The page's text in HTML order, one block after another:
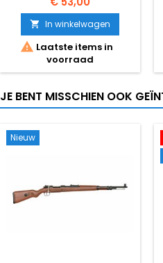
 In winkelwagen
 Laatste items in
voorraad
JE BENT MISSCHIEN OOK
Nieuw